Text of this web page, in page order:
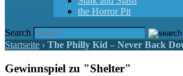
the Horror Pit
Search
Startseite › The Philly Kid – Never Back
Gewinnspiel zu "Shelter"